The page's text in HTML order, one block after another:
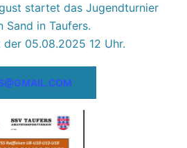
startet das Jugendturnier
Sand in Taufers.
05.08.2025 12 Uhr.